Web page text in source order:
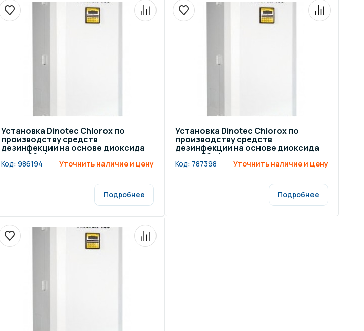
Измерение параметров воды Павильоны для бассейна
Установка Dinotec Chlorox по
производству средств
дезинфекции на основе диоксида
хлора 20 г/ч
Код: 986194 Уточнить наличие и цену
Подробнее
Установка Dinotec Chlorox по
производству средств
дезинфекции на основе диоксида
хлора 50 г/ч
Код: 787398 Уточнить наличие и цену
Подробнее